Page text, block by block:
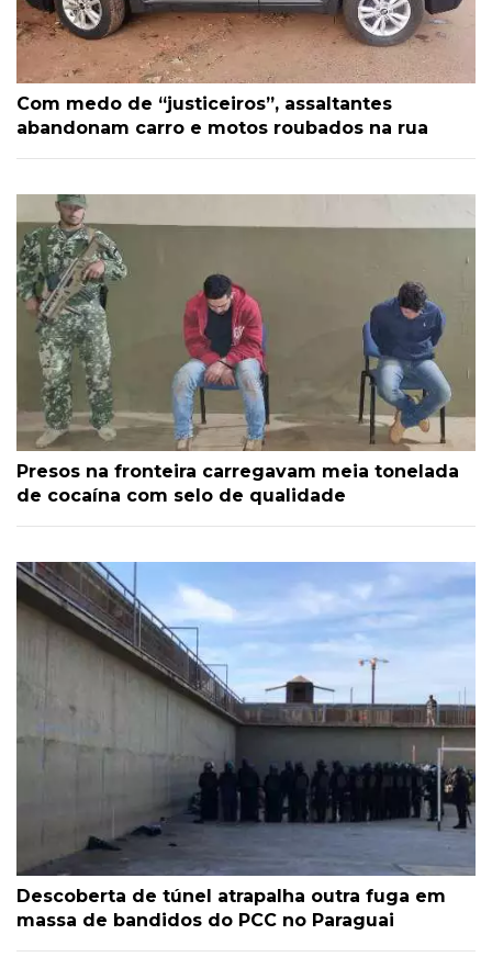
Com medo de “justiceiros”, assaltantes
abandonam carro e motos roubados na rua
Presos na fronteira carregavam meia tonelada
de cocaína com selo de qualidade
Descoberta de túnel atrapalha outra fuga em
massa de bandidos do PCC no Paraguai